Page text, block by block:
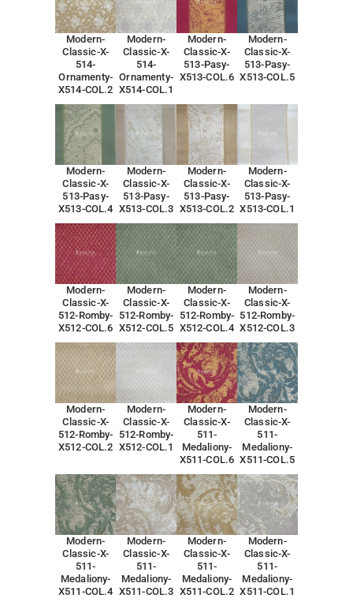
Modern-
Classic-X-
514-
Ornamenty-
X514-COL.2
Modern-
Classic-X-
514-
Ornamenty-
X514-COL.1
Modern-
Classic-X-
513-Pasy-
X513-COL.6
Modern-
Classic-X-
513-Pasy-
X513-COL.5
Modern-
Classic-X-
513-Pasy-
X513-COL.4
Modern-
Classic-X-
513-Pasy-
X513-COL.3
Modern-
Classic-X-
513-Pasy-
X513-COL.2
Modern-
Classic-X-
513-Pasy-
X513-COL.1
Modern-
Classic-X-
512-Romby-
X512-COL.6
Modern-
Classic-X-
512-Romby-
X512-COL.5
Modern-
Classic-X-
512-Romby-
X512-COL.4
Modern-
Classic-X-
512-Romby-
X512-COL.3
Modern-
Classic-X-
512-Romby-
X512-COL.2
Modern-
Classic-X-
512-Romby-
X512-COL.1
Modern-
Classic-X-
511-
Medaliony-
X511-COL.6
Modern-
Classic-X-
511-
Medaliony-
X511-COL.5
Modern-
Classic-X-
511-
Medaliony-
X511-COL.4
Modern-
Classic-X-
511-
Medaliony-
X511-COL.3
Modern-
Classic-X-
511-
Medaliony-
X511-COL.2
Modern-
Classic-X-
511-
Medaliony-
X511-COL.1